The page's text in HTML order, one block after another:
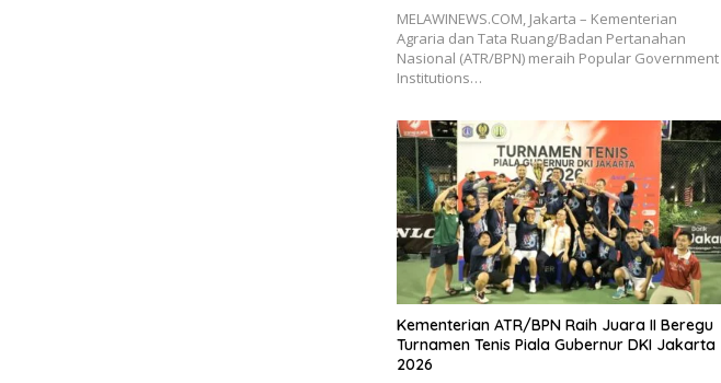
MELAWINEWS.COM, Jakarta – Kementerian
Agraria dan Tata Ruang/Badan Pertanahan
Nasional (ATR/BPN) meraih Popular Government
Institutions…
Kementerian ATR/BPN Raih Juara II Beregu
Turnamen Tenis Piala Gubernur DKI Jakarta
2026